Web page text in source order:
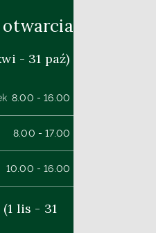
otwarcia
- 31 paź)
8.00 - 16.00
8.00 - 17.00
10.00 - 16.00
lis - 31